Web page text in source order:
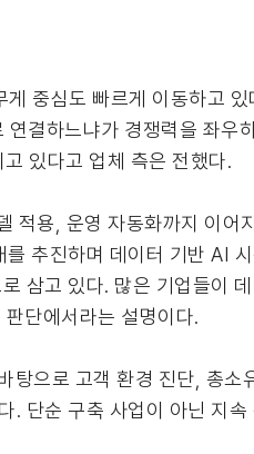
중심도 빠르게 이동하고
결하느냐가 경쟁력을 좌우
있다고 업체 측은 전했다.
적용, 운영 자동화까지 이
추진하며 데이터 기반 AI
삼고 있다. 많은 기업들이
단에서라는 설명이다.
으로 고객 환경 진단, 총
단순 구축 사업이 아닌 지